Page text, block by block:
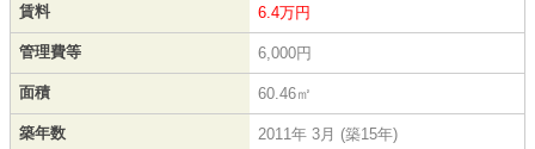
賃料 6.4万円
管理費等 6,000円
面積 60.46㎡
築年数 2011年 3月 (築15年)